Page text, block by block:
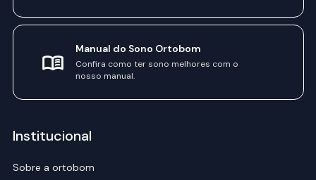
Manual do Sono Ortobom
Confira como ter sono melhores com o
nosso manual.
Institucional
Sobre a ortobom